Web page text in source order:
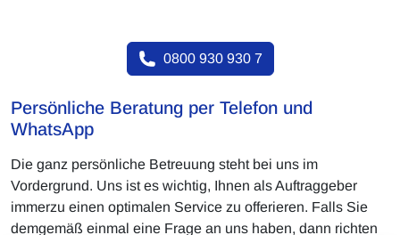
0800 930 930 7
Persönliche Beratung per Telefon und
WhatsApp
Die ganz persönliche Betreuung steht bei uns im
Vordergrund. Uns ist es wichtig, Ihnen als Auftraggeber
immerzu einen optimalen Service zu offerieren. Falls Sie
demgemäß einmal eine Frage an uns haben, dann richten